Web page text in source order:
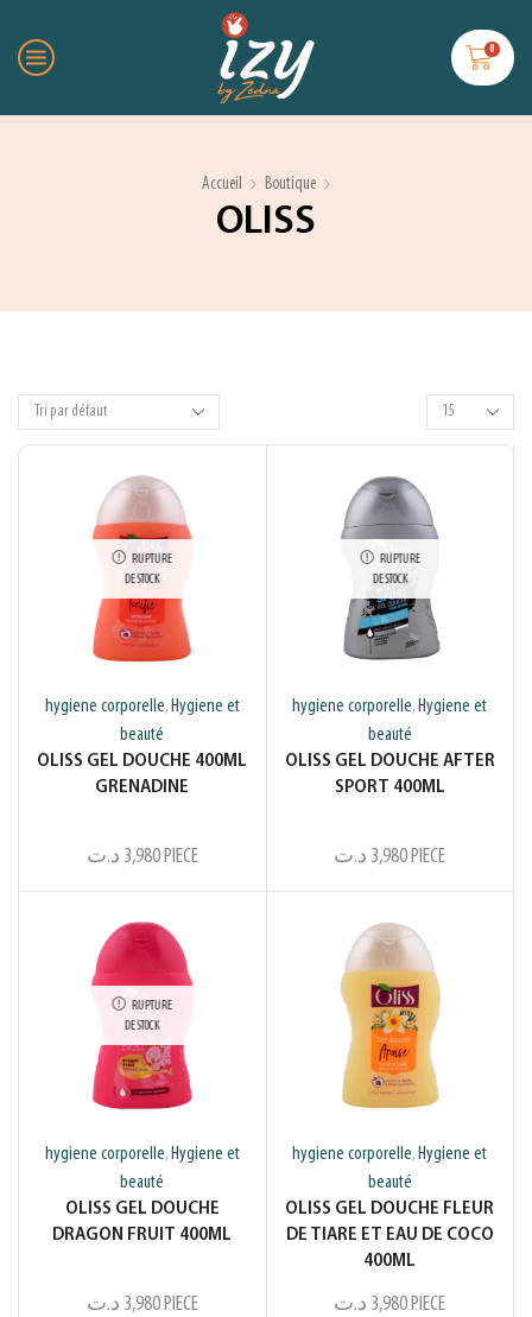
0
Accueil Boutique
OLISS
RUPTURE
DE STOCK
hygiene corporelle, Hygiene et
beauté
OLISS GEL DOUCHE 400ML
GRENADINE
3,980 د.ت PIECE
RUPTURE
DE STOCK
hygiene corporelle, Hygiene et
beauté
OLISS GEL DOUCHE AFTER
SPORT 400ML
3,980 د.ت PIECE
RUPTURE
DE STOCK
hygiene corporelle, Hygiene et
beauté
OLISS GEL DOUCHE
DRAGON FRUIT 400ML
3,980 د.ت PIECE
hygiene corporelle, Hygiene et
beauté
OLISS GEL DOUCHE FLEUR
DE TIARE ET EAU DE COCO
400ML
3,980 د.ت PIECE